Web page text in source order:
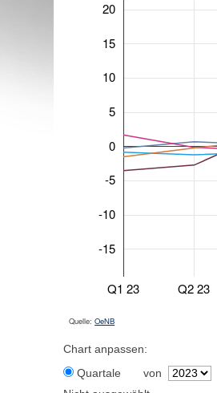
Q1 23 Q2 23
-15
-10
-5
0
5
10
15
20
Quelle:OeNB
Chart anpassen:
Quartale
von